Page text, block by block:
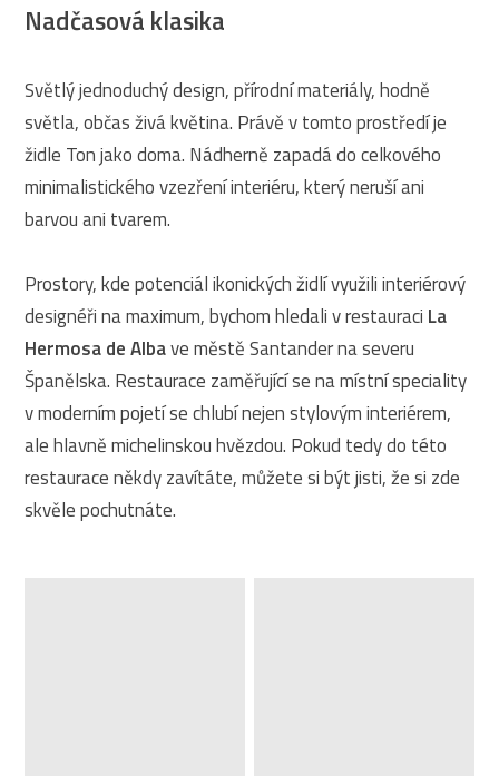
Nadčasová klasika
Světlý jednoduchý design, přírodní materiály, hodně
světla, občas živá květina. Právě v tomto prostředí je
židle Ton jako doma. Nádherně zapadá do celkového
minimalistického vzezření interiéru, který neruší ani
barvou ani tvarem.
Prostory, kde potenciál ikonických židlí využili interiérový
designéři na maximum, bychom hledali v restauraci La
Hermosa de Albave městě Santander na severu
Španělska. Restaurace zaměřující se na místní speciality
v moderním pojetí se chlubí nejen stylovým interiérem,
ale hlavně michelinskou hvězdou. Pokud tedy do této
restaurace někdy zavítáte, můžete si být jisti, že si zde
skvěle pochutnáte.